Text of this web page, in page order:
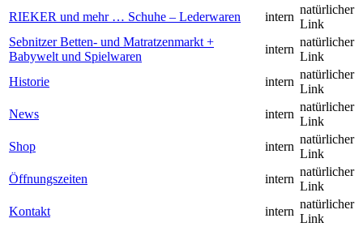
RIEKER und mehr … Schuhe – Lederwaren
intern
natürlicher
Link
Sebnitzer Betten- und Matratzenmarkt +
Babywelt und Spielwaren
intern
natürlicher
Link
Historie
intern
natürlicher
Link
News
intern
natürlicher
Link
Shop
intern
natürlicher
Link
Öffnungszeiten
intern
natürlicher
Link
Kontakt
intern
natürlicher
Link